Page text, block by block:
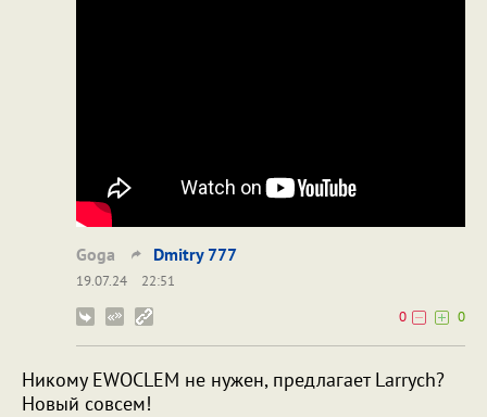
Goga Dmitry 777
19.07.24
22:51
0
0
Никому EWOCLEM не нужен, предлагает Larrych?
Новый совсем!